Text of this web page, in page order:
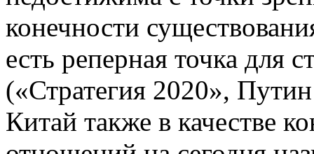
конечности
есть реперная точка для
(«Стратегия 2020»,
Китай также в качестве